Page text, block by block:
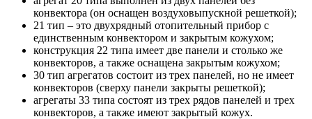
конвектора (он оснащен воздуховыпускной решеткой);
21 тип – это двухрядный отопительный прибор с
единственным конвектором и закрытым кожухом;
конструкция 22 типа имеет две панели и столько же
конвекторов, а также оснащена закрытым кожухом;
30 тип агрегатов состоит из трех панелей, но не имеет
конвекторов (сверху панели закрыты решеткой);
агрегаты 33 типа состоят из трех рядов панелей и трех
конвекторов, а также имеют закрытый кожух.